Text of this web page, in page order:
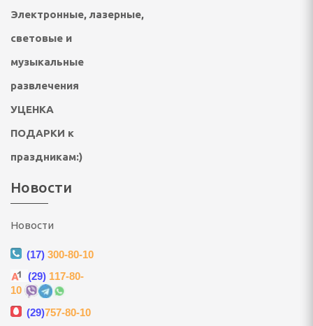
кексницы
соковарки
газовые шашлычницы
контейнеры
Электронные, лазерные,
световые и
музыкальные
развлечения
УЦЕНКА
ПОДАРКИ к
праздникам:)
Новости
Новости
(17) 300-80-10
(29) 117-80-
10
(29)757-80-10